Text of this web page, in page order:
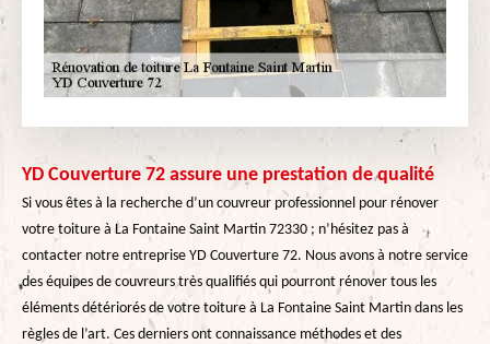
YD Couverture 72 assure une prestation de qualité
Si vous êtes à la recherche d’un couvreur professionnel pour rénover
votre toiture à La Fontaine Saint Martin 72330 ; n’hésitez pas à
contacter notre entreprise YD Couverture 72. Nous avons à notre service
des équipes de couvreurs très qualifiés qui pourront rénover tous les
éléments détériorés de votre toiture à La Fontaine Saint Martin dans les
règles de l’art. Ces derniers ont connaissance méthodes et des